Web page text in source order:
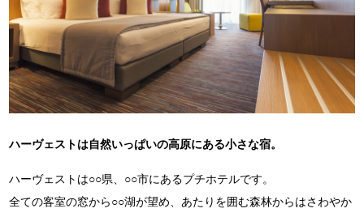
ハーヴェストは自然いっぱいの高原にある小さな宿。
ハーヴェストは○○県、○○市にあるプチホテルです。
全ての客室の窓から○○湖が望め、あたりを囲む森林からはさわやか